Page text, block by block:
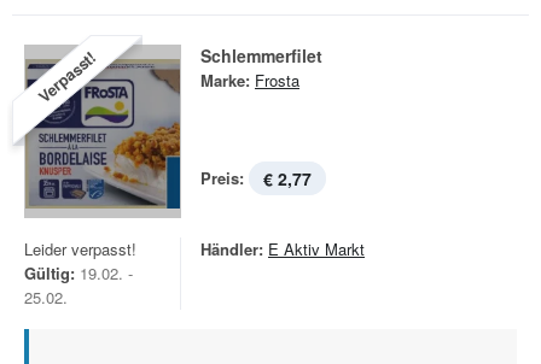
Verpasst! Schlemmerfilet
Marke: Frosta
Preis: € 2,77
Leider verpasst!
Gültig: 19.02. -
25.02.
Händler: E Aktiv Markt